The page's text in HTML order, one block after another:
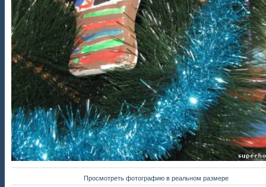
Просмотреть фотографию в реальном размере